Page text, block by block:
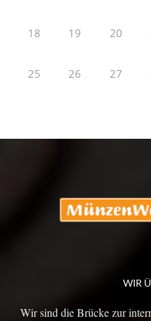
18 19 20
25 26 27
WIR
Wir sind die Brücke zur